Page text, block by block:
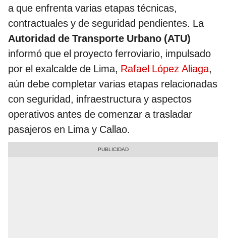
a que enfrenta varias etapas técnicas,
contractuales y de seguridad pendientes. La
Autoridad de Transporte Urbano (ATU)
informó que el proyecto ferroviario, impulsado
por el exalcalde de Lima, Rafael López Aliaga,
aún debe completar varias etapas relacionadas
con seguridad, infraestructura y aspectos
operativos antes de comenzar a trasladar
pasajeros en Lima y Callao.